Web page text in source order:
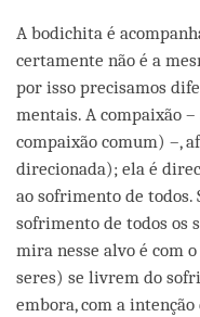
A bodichita é
certamente não é a
por isso precisamos
mentais. A compaixão
compaixão comum) –,
direcionada); ela é
ao sofrimento de todos.
sofrimento de todos os
mira nesse alvo é com
seres) se livrem do
embora, com a